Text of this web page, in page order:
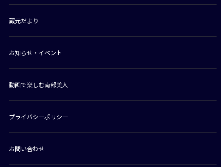
蔵元だより
お知らせ・イベント
動画で楽しむ南部美人
プライバシーポリシー
お問い合わせ